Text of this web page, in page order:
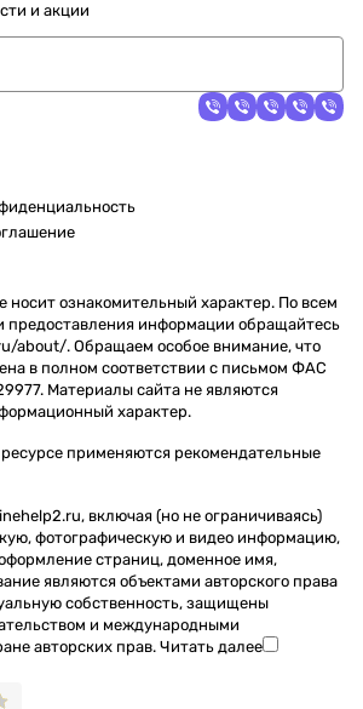
и акции
носит ознакомительный характер. По всем
предоставления информации обращайтесь
about/. Обращаем особое внимание, что
в полном соответствии с письмом ФАС
Материалы сайта не являются
характер.
применяются рекомендательные
включая (но не ограничиваясь)
фотографическую и видео информацию,
страниц, доменное имя,
являются объектами авторского права
собственность, защищены
и международными
авторских прав. Читать далее